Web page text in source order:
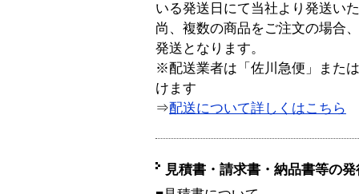
いる発送日にて当社より発送い
尚、複数の商品をご注文の場合
発送となります。
※配送業者は「佐川急便」また
けます
⇒配送について詳しくはこちら
見積書・請求書・納品書等の